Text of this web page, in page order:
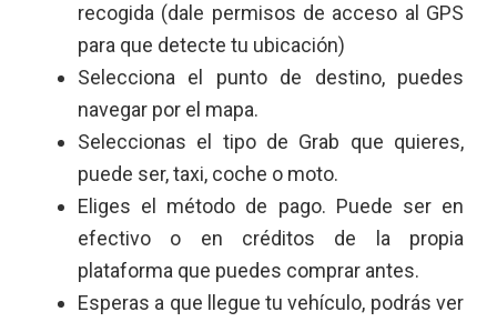
recogida (dale permisos de acceso al GPS
para que detecte tu ubicación)
Selecciona el punto de destino, puedes
navegar por el mapa.
Seleccionas el tipo de Grab que quieres,
puede ser, taxi, coche o moto.
Eliges el método de pago. Puede ser en
efectivo o en créditos de la propia
plataforma que puedes comprar antes.
Esperas a que llegue tu vehículo, podrás ver